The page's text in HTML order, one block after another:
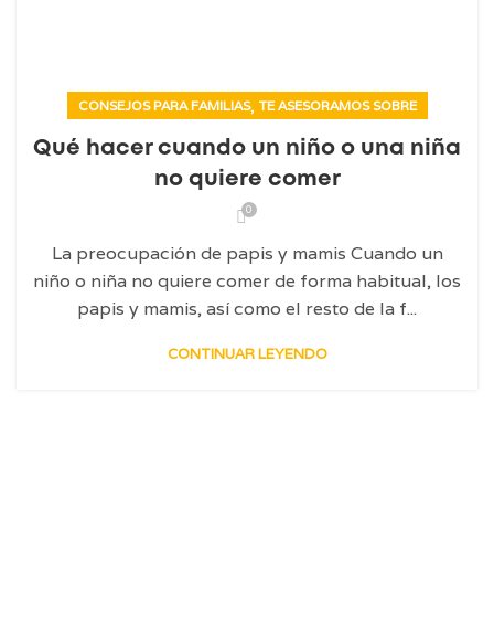
CONSEJOS PARA FAMILIAS, TE ASESORAMOS SOBRE
Qué hacer cuando un niño o una niña
no quiere comer
0
La preocupación de papis y mamis Cuando un
niño o niña no quiere comer de forma habitual, los
papis y mamis, así como el resto de la f...
CONTINUAR LEYENDO